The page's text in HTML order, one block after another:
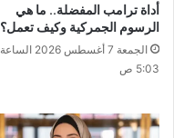
أداة ترامب المفضلة.. ما هي
الرسوم الجمركية وكيف تعمل؟
الجمعة 7 أغسطس 2026 الساعة
5:03 ص